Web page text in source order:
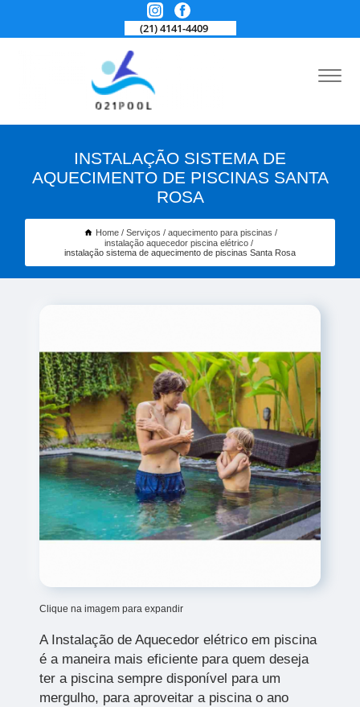
(21) 4141-4409
INSTALAÇÃO SISTEMA DE
AQUECIMENTO DE PISCINAS SANTA
ROSA
Home Serviços
aquecimento para piscinas
instalação aquecedor piscina elétrico
instalação sistema de aquecimento de piscinas Santa Rosa
Clique na imagem para expandir
A Instalação de Aquecedor elétrico em piscina
é a maneira mais eficiente para quem deseja
ter a piscina sempre disponível para um
mergulho, para aproveitar a piscina o ano